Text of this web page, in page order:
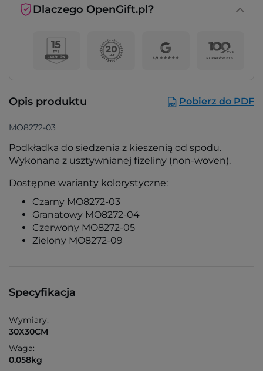
Dlaczego OpenGift.pl?
Opis produktu Pobierz do PDF
MO8272-03
Podkładka do siedzenia z kieszenią od spodu.
Wykonana z usztywnianej fizeliny (non-woven).
Dostępne warianty kolorystyczne:
Czarny MO8272-03
Granatowy MO8272-04
Czerwony MO8272-05
Zielony MO8272-09
Specyfikacja
Wymiary:
30X30CM
Waga:
0.058kg